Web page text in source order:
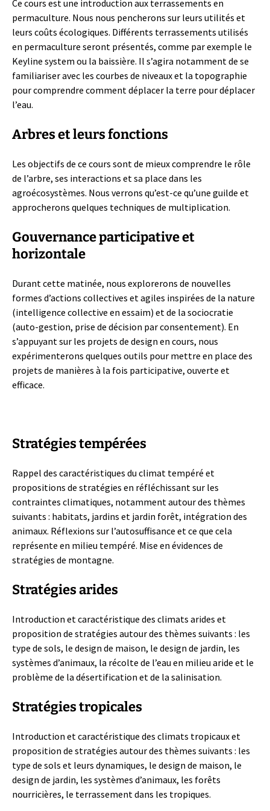
Ce cours est une introduction aux terrassements en
permaculture. Nous nous pencherons sur leurs utilités et
leurs coûts écologiques. Différents terrassements utilisés
en permaculture seront présentés, comme par exemple le
Keyline system ou la baissière. Il s’agira notamment de se
familiariser avec les courbes de niveaux et la topographie
pour comprendre comment déplacer la terre pour déplacer
l’eau.
Arbres et leurs fonctions
Les objectifs de ce cours sont de mieux comprendre le rôle
de l’arbre, ses interactions et sa place dans les
agroécosystèmes. Nous verrons qu’est-ce qu’une guilde et
approcherons quelques techniques de multiplication.
Gouvernance participative et
horizontale
Durant cette matinée, nous explorerons de nouvelles
formes d’actions collectives et agiles inspirées de la nature
(intelligence collective en essaim) et de la sociocratie
(auto-gestion, prise de décision par consentement). En
s’appuyant sur les projets de design en cours, nous
expérimenterons quelques outils pour mettre en place des
projets de manières à la fois participative, ouverte et
efficace.
Stratégies tempérées
Rappel des caractéristiques du climat tempéré et
propositions de stratégies en réfléchissant sur les
contraintes climatiques, notamment autour des thèmes
suivants : habitats, jardins et jardin forêt, intégration des
animaux. Réflexions sur l’autosuffisance et ce que cela
représente en milieu tempéré. Mise en évidences de
stratégies de montagne.
Stratégies arides
Introduction et caractéristique des climats arides et
proposition de stratégies autour des thèmes suivants : les
type de sols, le design de maison, le design de jardin, les
systèmes d’animaux, la récolte de l’eau en milieu aride et le
problème de la désertification et de la salinisation.
Stratégies tropicales
Introduction et caractéristique des climats tropicaux et
proposition de stratégies autour des thèmes suivants : les
type de sols et leurs dynamiques, le design de maison, le
design de jardin, les systèmes d’animaux, les forêts
nourricières, le terrassement dans les tropiques.